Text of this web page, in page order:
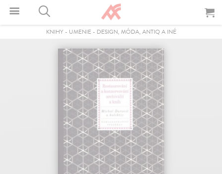
KNIHY- UMENIE- DESIGN, MÓDA, ANTIQ A INÉ